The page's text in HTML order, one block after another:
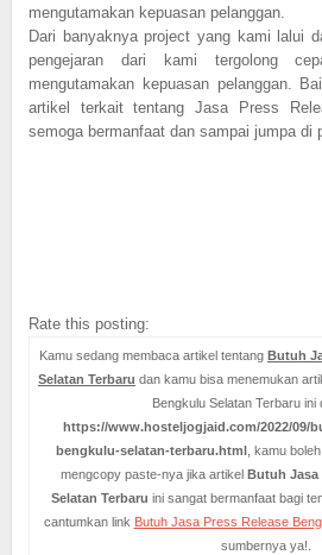
mengutamakan kepuasan pelanggan.
Dari banyaknya project yang kami lalui
pengejaran dari kami tergolong
mengutamakan kepuasan pelanggan.
artikel terkait tentang Jasa Press
semoga bermanfaat dan sampai jumpa di
Rate this posting:
Kamu sedang membaca artikel tentang Butuh
Selatan Terbaru dan kamu bisa menemukan
Bengkulu Selatan Terbaru ini
https://www.hosteljogjaid.com/2022/09/
bengkulu-selatan-terbaru.html, kamu
mengcopy paste-nya jika artikel Butuh Jasa
Selatan Terbaru ini sangat bermanfaat bagi
cantumkan link Butuh Jasa Press Release
sumbernya ya!.